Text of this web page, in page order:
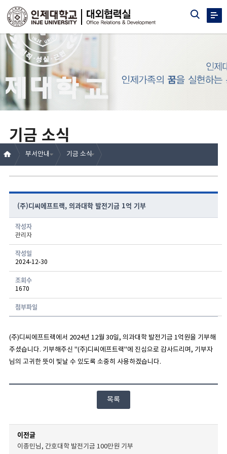
기금 소식
부서안내 기금 소식
(주)디씨에프트랙, 의과대학 발전기금 1억 기부
작성자
관리자
작성일
2024-12-30
조회수
1670
첨부파일
(주)디씨에프트랙에서 2024년 12월 30일, 의과대학 발전기금 1억원을 기부해
주셨습니다. 기부해주신 "(주)디씨에프트랙"에 진심으로 감사드리며, 기부자
님의 고귀한 뜻이 빛날 수 있도록 소중히 사용하겠습니다.
목록
이전글
이종민님, 간호대학 발전기금 100만원 기부